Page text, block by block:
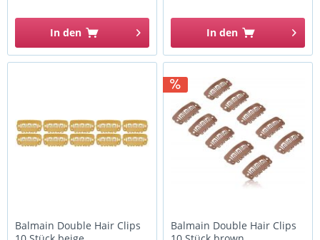
In den In den
Balmain Double Hair Clips
Balmain Double Hair Clips